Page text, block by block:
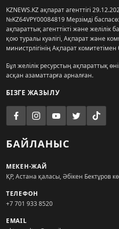
KZNEWS.KZ ақпарат агенттігі
№KZ64VPY00084819 Мерзімді
ақпараттық агенттікті және желілік
қою туралы куәлігі, Ақпарат және
министрлігінің Ақпарат комитетімен
Бұл желілік ресурстың ақпараттық
асқан азаматтарға арналған.
БІЗГЕ ЖАЗЫЛУ
БАЙЛАНЫС
МЕКЕН-ЖАЙ
ҚР, Астана қаласы, Әбікен Бектұров
ТЕЛЕФОН
+7 701 933 8520
EMAIL